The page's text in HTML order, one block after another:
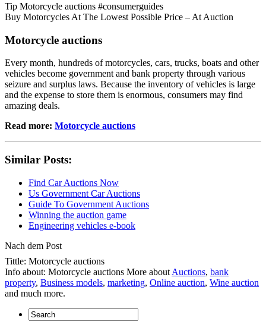
Tip Motorcycle auctions #consumerguides
Buy Motorcycles At The Lowest Possible Price – At Auction
Motorcycle auctions
Every month, hundreds of motorcycles, cars, trucks, boats and other
vehicles become government and bank property through various
seizure and surplus laws. Because the inventory of vehicles is large
and the expense to store them is enormous, consumers may find
amazing deals.
Read more: Motorcycle auctions
Similar Posts:
Find Car Auctions Now
Us Government Car Auctions
Guide To Government Auctions
Winning the auction game
Engineering vehicles e-book
Nach dem Post
Tittle: Motorcycle auctions
Info about: Motorcycle auctions More about Auctions, bank
property, Business models, marketing, Online auction, Wine auction
and much more.